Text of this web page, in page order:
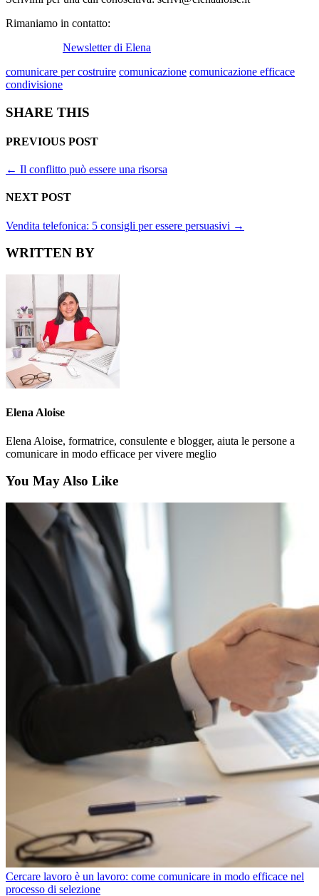
Rimaniamo in contatto:
Newsletter di Elena
comunicare per costruire comunicazione comunicazione efficace
condivisione
SHARE THIS
PREVIOUS POST
← Il conflitto può essere una risorsa
NEXT POST
Vendita telefonica: 5 consigli per essere persuasivi →
WRITTEN BY
Elena Aloise
Elena Aloise, formatrice, consulente e blogger, aiuta le persone a
comunicare in modo efficace per vivere meglio
You May Also Like
Cercare lavoro è un lavoro: come comunicare in modo efficace nel
processo di selezione